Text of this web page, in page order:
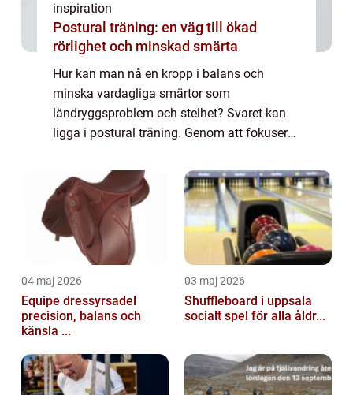
inspiration
Postural träning: en väg till ökad
rörlighet och minskad smärta
Hur kan man nå en kropp i balans och
minska vardagliga smärtor som
ländryggsproblem och stelhet? Svaret kan
ligga i postural träning. Genom att fokusera
denna träningsform en...
04 maj 2026
Equipe dressyrsadel
precision, balans och
känsla ...
03 maj 2026
Shuffleboard i uppsala
socialt spel för alla åldr...